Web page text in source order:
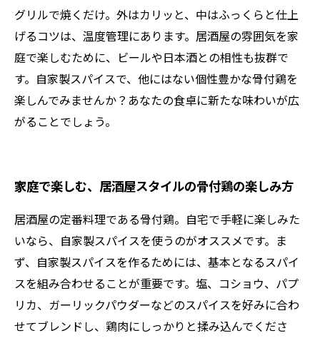
グリルで焼くだけ。外はカリッと、中はふっくらと仕上
げるコツは、温度管理にあります。居酒屋の雰囲気を家
庭で楽しむために、ビールや日本酒との相性も抜群で
す。自家製スパイスで、他にはない個性豊かな骨付鶏を
楽しんでみませんか？あなたの食卓に新たな味わいが広
がることでしょう。
家庭で楽しむ、居酒屋スタイルの骨付鶏の楽しみ方
居酒屋の定番料理である骨付鶏。自宅で手軽に楽しみた
いなら、自家製スパイスを使うのがオススメです。ま
ず、自家製スパイスを作るためには、基本となるスパイ
スを組み合わせることが重要です。塩、コショウ、パプ
リカ、ガーリックパウダーなどのスパイスを好みに合わ
せてブレンドし、鶏肉にしっかりと揉み込んでくださ